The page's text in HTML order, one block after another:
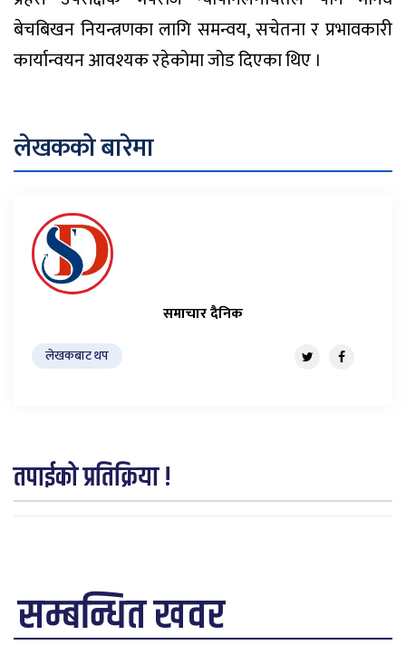
बेचबिखन नियन्त्रणका लागि समन्वय, सचेतना र प्रभावकारी
कार्यान्वयन आवश्यक रहेकोमा जोड दिएका थिए ।
लेखकको बारेमा
समाचार दैनिक
लेखकबाट थप
तपाईको प्रतिक्रिया !
सम्बन्धित खवर